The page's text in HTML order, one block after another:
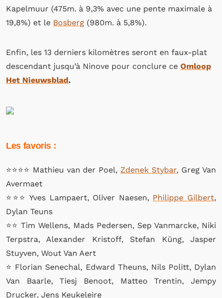
Kapelmuur (475m. à 9,3% avec une pente maximale à
19,8%) et le Bosberg (980m. à 5,8%).
Enfin, les 13 derniers kilomètres seront en faux-plat
descendant jusqu’à Ninove pour conclure ce Omloop
Het Nieuwsblad.
Les favoris :
⭐⭐⭐⭐ Mathieu van der Poel,Zdenek Stybar, Greg Van
Avermaet
⭐⭐⭐ Yves Lampaert, Oliver Naesen, Philippe Gilbert,
Dylan Teuns
⭐⭐ Tim Wellens, Mads Pedersen, Sep Vanmarcke, Niki
Terpstra, Alexander Kristoff, Stefan Küng, Jasper
Stuyven, Wout Van Aert
⭐ Florian Senechal, Edward Theuns, Nils Politt, Dylan
Van Baarle, Tiesj Benoot, Matteo Trentin, Jempy
Drucker, Jens Keukeleire